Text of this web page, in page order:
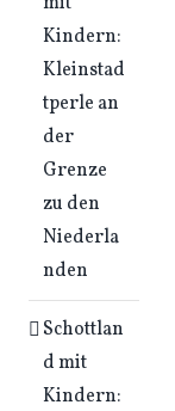
Kindern:
Kleinstad
tperle an
der
Grenze
zu den
Niederla
nden
Schottlan
d mit
Kindern: